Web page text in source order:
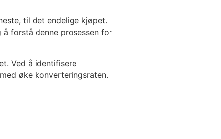
til det endelige kjøpet.
forstå denne prosessen for
Ved å identifisere
øke konverteringsraten.